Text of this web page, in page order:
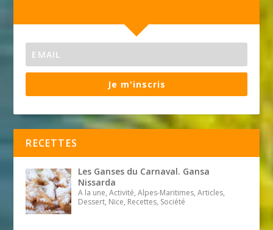
Je m'inscris
RECETTES
Les Ganses du Carnaval. Gansa
Nissarda
A la une, Activité, Alpes-Maritimes, Articles,
Dessert, Nice, Recettes, Société